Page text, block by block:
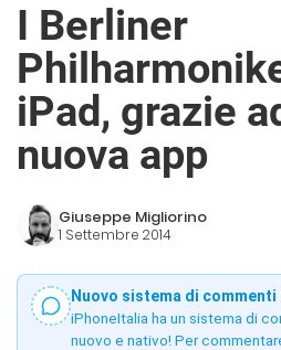
I Berliner
iPad, grazie
nuova app
Giuseppe Migliorino
1 Settembre 2014
Nuovo sistema di commenti
iPhoneItalia ha un sistema di
nuovo e nativo! Per